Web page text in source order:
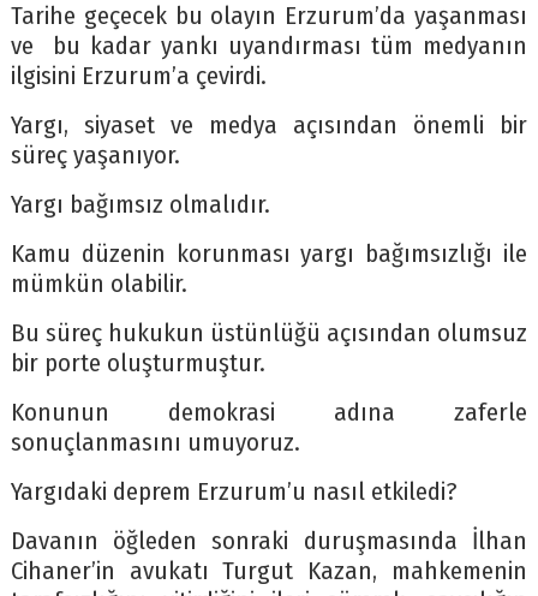
Tarihe geçecek bu olayın Erzurum’da yaşanması
ve bu kadar yankı uyandırması tüm medyanın
ilgisini Erzurum’a çevirdi.
Yargı, siyaset ve medya açısından önemli bir
süreç yaşanıyor.
Yargı bağımsız olmalıdır.
Kamu düzenin korunması yargı bağımsızlığı ile
mümkün olabilir.
Bu süreç hukukun üstünlüğü açısından olumsuz
bir porte oluşturmuştur.
Konunun demokrasi adına zaferle
sonuçlanmasını umuyoruz.
Yargıdaki deprem Erzurum’u nasıl etkiledi?
Davanın öğleden sonraki duruşmasında İlhan
Cihaner’in avukatı Turgut Kazan, mahkemenin